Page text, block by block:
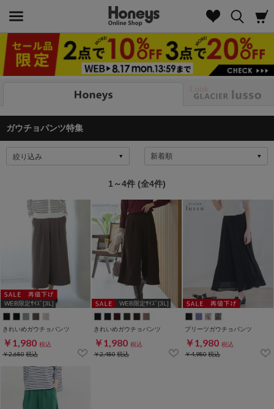
Look
ガウチョパンツ特集
絞り込み
1～4件 (全4件)
WEB限定ｻｲｽﾞ[3L]
きれいめガウチョパンツ
￥1,980 税込
￥2,680税込
WEB限定ｻｲｽﾞ[3L]
きれいめガウチョパンツ
￥1,980 税込
￥2,480税込
プリーツガウチョパンツ
￥1,980 税込
￥4,980税込